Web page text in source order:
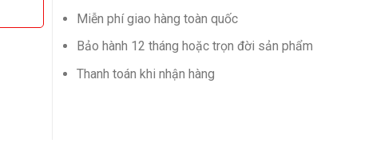
Miễn phí giao hàng toàn quốc
Bảo hành 12 tháng hoặc trọn đời sản phẩm
Thanh toán khi nhận hàng